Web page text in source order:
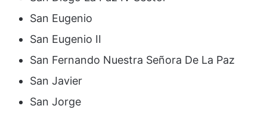
San Eugenio
San Eugenio II
San Fernando Nuestra Señora De La Paz
San Javier
San Jorge